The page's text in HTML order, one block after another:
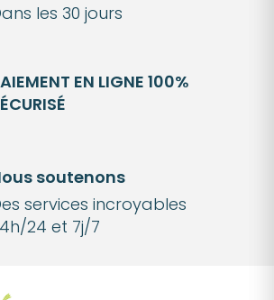
les 30 jours
EN LIGNE 100%
soutenons
services incroyables
24 et 7j/7